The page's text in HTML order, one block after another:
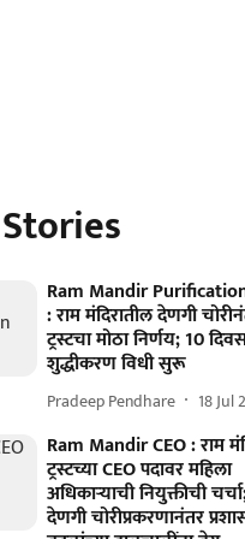
Ram Mandir
: राम मंदिरातील देणगी
ट्रस्टचा मोठा निर्णय; 10
शुद्धीकरण विधी सुरू
Pradeep Pendhare 18 Jul
Ram Mandir CEO : राम
ट्रस्टच्या CEO पदावर महिला
अधिकाऱ्याची नियुक्तीची
देणगी चोरीप्रकरणानंतर